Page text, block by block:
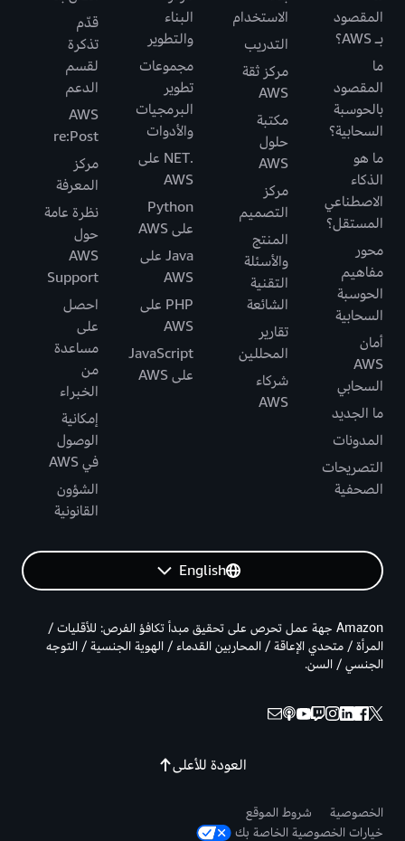
المقصود
بـ AWS؟
ما
المقصود
بالحوسبة
السحابية؟
ما هو
الذكاء
الاصطناعي
المستقل؟
محور
مفاهيم
الحوسبة
السحابية
أمان
AWS
السحابي
ما الجديد
المدونات
التصريحات
الصحفية
الاستخدام
التدريب
مركز ثقة
AWS
مكتبة
حلول
AWS
مركز
التصميم
المنتج
والأسئلة
التقنية
الشائعة
تقارير
المحللين
شركاء
AWS
البناء
والتطوير
مجموعات
تطوير
البرمجيات
والأدوات
.NET على
AWS
Python
على AWS
Java على
AWS
PHP على
AWS
JavaScript
على AWS
قدّم
تذكرة
لقسم
الدعم
AWS
re:Post
مركز
المعرفة
نظرة عامة
حول
AWS
Support
احصل
على
مساعدة
من
الخبراء
إمكانية
الوصول
في AWS
الشؤون
القانونية
English
العودة للأعلى
Amazon جهة عمل تحرص على تحقيق مبدأ تكافؤ الفرص: للأقليات /
المرأة / متحدي الإعاقة / المحاربين القدماء / الهوية الجنسية / التوجه
الجنسي / السن.
الخصوصية
شروط الموقع
خيارات الخصوصية الخاصة بك